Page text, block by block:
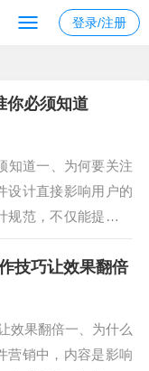
登录/注册
你必须知道
知道一、为何要关注
设计直接影响用户的
范，不仅能提升邮
动销售业绩。本文将
造高质量edm邮件。
技巧让效果翻倍
效果翻倍一、为什么
营销中，内容是影响